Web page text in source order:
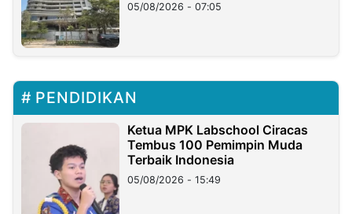
05/08/2026 - 07:05
PENDIDIKAN
Ketua MPK Labschool Ciracas
Tembus 100 Pemimpin Muda
Terbaik Indonesia
05/08/2026 - 15:49